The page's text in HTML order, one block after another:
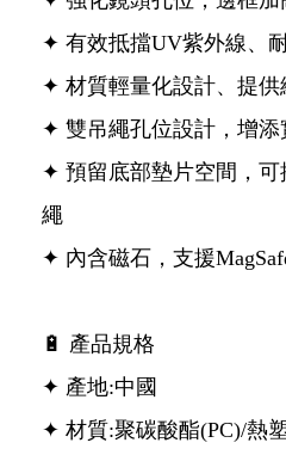
✦ 有效抵擋UV紫外線、
✦ 材質輕量化設計、提供
✦ 雙吊繩孔位設計，增添
✦ 預留底部墊片空間，
繩
✦ 內含磁石，支援
🔋 產品規格
✦ 產地:中國
✦ 材質:聚碳酸酯(PC)/熱